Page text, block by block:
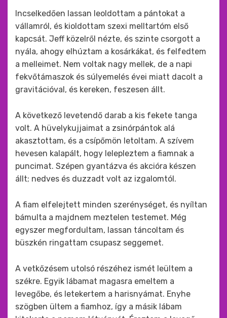
Incselkedően lassan leoldottam a pántokat a
vállamról, és kioldottam szexi melltartóm első
kapcsát. Jeff közelről nézte, és szinte csorgott a
nyála, ahogy elhúztam a kosárkákat, és felfedtem
a melleimet. Nem voltak nagy mellek, de a napi
fekvőtámaszok és súlyemelés évei miatt dacolt a
gravitációval, és kereken, feszesen állt.
A következő levetendő darab a kis fekete tanga
volt. A hüvelykujjaimat a zsinórpántok alá
akasztottam, és a csípőmön letoltam. A szívem
hevesen kalapált, hogy lelepleztem a fiamnak a
puncimat. Szépen gyantázva és akcióra készen
állt; nedves és duzzadt volt az izgalomtól.
A fiam elfelejtett minden szerénységet, és nyíltan
bámulta a majdnem meztelen testemet. Még
egyszer megfordultam, lassan táncoltam és
büszkén ringattam csupasz seggemet.
A vetkőzésem utolsó részéhez ismét leültem a
székre. Egyik lábamat magasra emeltem a
levegőbe, és letekertem a harisnyámat. Enyhe
szögben ültem a fiamhoz, így a másik lábam